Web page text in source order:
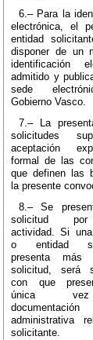
6.– Para la
electrónica, el
entidad
disponer de un
identificación
admitido y
sede
Gobierno Vasco.
7.– La
solicitudes
aceptación
formal de las
que definen las
la presente
8.– Se
solicitud
actividad. Si
o entidad
presenta más
solicitud, será
con que
única
documentación
administrativa
solicitante.